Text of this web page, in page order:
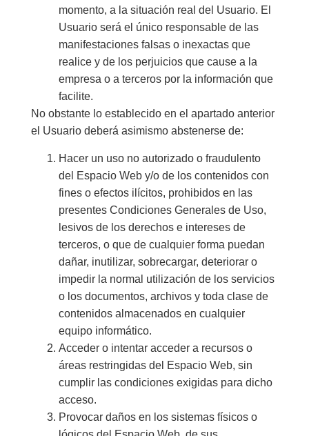
momento, a la situación real del Usuario. El
Usuario será el único responsable de las
manifestaciones falsas o inexactas que
realice y de los perjuicios que cause a la
empresa o a terceros por la información que
facilite.
No obstante lo establecido en el apartado anterior
el Usuario deberá asimismo abstenerse de:
Hacer un uso no autorizado o fraudulento
del Espacio Web y/o de los contenidos con
fines o efectos ilícitos, prohibidos en las
presentes Condiciones Generales de Uso,
lesivos de los derechos e intereses de
terceros, o que de cualquier forma puedan
dañar, inutilizar, sobrecargar, deteriorar o
impedir la normal utilización de los servicios
o los documentos, archivos y toda clase de
contenidos almacenados en cualquier
equipo informático.
Acceder o intentar acceder a recursos o
áreas restringidas del Espacio Web, sin
cumplir las condiciones exigidas para dicho
acceso.
Provocar daños en los sistemas físicos o